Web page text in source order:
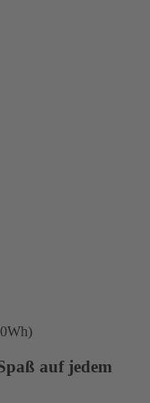
auf jedem